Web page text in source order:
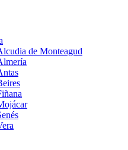
de Monteagud